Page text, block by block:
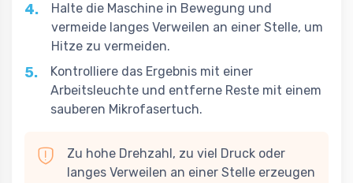
4.
Halte die Maschine in Bewegung und
vermeide langes Verweilen an einer Stelle, um
Hitze zu vermeiden.
5.
Kontrolliere das Ergebnis mit einer
Arbeitsleuchte und entferne Reste mit einem
sauberen Mikrofasertuch.
Zu hohe Drehzahl, zu viel Druck oder
langes Verweilen an einer Stelle erzeugen